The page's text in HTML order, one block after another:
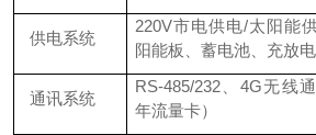
供电系统
220V市电供电/太阳能
阳能板、蓄电池、充放电
通讯系统
RS-485/232、4G无线
年流量卡）